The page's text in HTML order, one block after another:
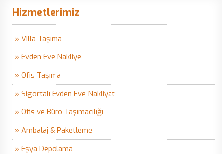
Hizmetlerimiz
» Villa Taşıma
» Evden Eve Nakliye
» Ofis Taşıma
» Sigortalı Evden Eve Nakliyat
» Ofis ve Büro Taşımacılığı
» Ambalaj & Paketleme
» Eşya Depolama